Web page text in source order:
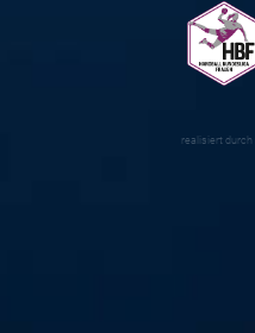
realisiert durch